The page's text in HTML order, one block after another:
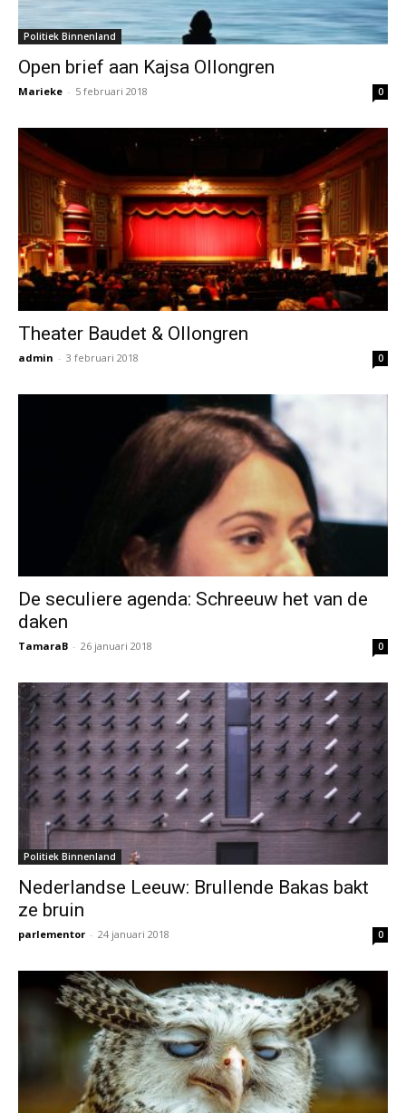
Politiek Binnenland
Open brief aan Kajsa Ollongren
Marieke - 5 februari 2018 0
Theater Baudet & Ollongren
admin - 3 februari 2018 0
De seculiere agenda: Schreeuw het van de
daken
TamaraB - 26 januari 2018 0
Politiek Binnenland
Nederlandse Leeuw: Brullende Bakas bakt
ze bruin
parlementor - 24 januari 2018 0